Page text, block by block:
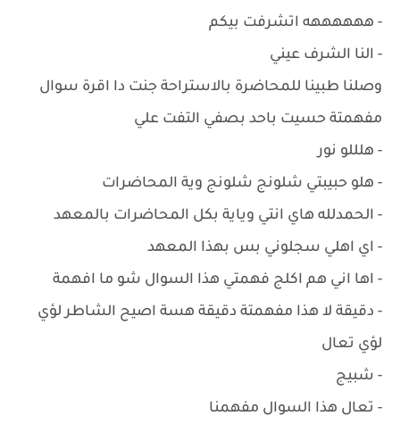
- ههههههه اتشرفت بيكم
- النا الشرف عيني
وصلنا طبينا للمحاضرة بالاستراحة جنت دا اقرة سوال
مفهمتة حسيت باحد بصفي التفت علي
- هلللو نور
- هلو حبيبتي شلونج شلونج وية المحاضرات
- الحمدلله هاي انتي وياية بكل المحاضرات بالمعهد
- اي اهلي سجلوني بس بهذا المعهد
- اها اني هم اكلج فهمتي هذا السوال شو ما افهمة
- دقيقة لا هذا مفهمتة دقيقة هسة اصيح الشاطر لؤي
لؤي تعال
- شبيج
- تعال هذا السوال مفهمنا